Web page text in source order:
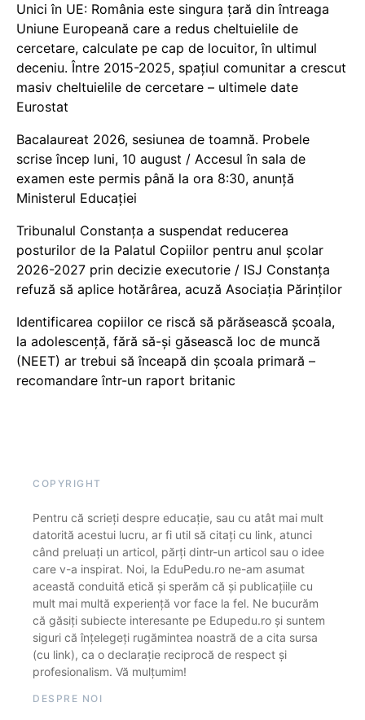
Unici în UE: România este singura țară din întreaga
Uniune Europeană care a redus cheltuielile de
cercetare, calculate pe cap de locuitor, în ultimul
deceniu. Între 2015-2025, spațiul comunitar a crescut
masiv cheltuielile de cercetare – ultimele date
Eurostat
Bacalaureat 2026, sesiunea de toamnă. Probele
scrise încep luni, 10 august / Accesul în sala de
examen este permis până la ora 8:30, anunță
Ministerul Educației
Tribunalul Constanța a suspendat reducerea
posturilor de la Palatul Copiilor pentru anul școlar
2026-2027 prin decizie executorie / ISJ Constanța
refuză să aplice hotărârea, acuză Asociația Părinților
Identificarea copiilor ce riscă să părăsească școala,
la adolescență, fără să-și găsească loc de muncă
(NEET) ar trebui să înceapă din școala primară –
recomandare într-un raport britanic
COPYRIGHT
Pentru că scrieți despre educație, sau cu atât mai mult
datorită acestui lucru, ar fi util să citați cu link, atunci
când preluați un articol, părți dintr-un articol sau o idee
care v-a inspirat. Noi, la EduPedu.ro ne-am asumat
această conduită etică și sperăm că și publicațiile cu
mult mai multă experiență vor face la fel. Ne bucurăm
că găsiți subiecte interesante pe Edupedu.ro și suntem
siguri că înțelegeți rugămintea noastră de a cita sursa
(cu link), ca o declarație reciprocă de respect și
profesionalism. Vă mulțumim!
DESPRE NOI